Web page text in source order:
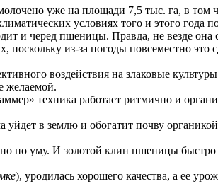
уже на площади 7,5 тыс. га, в
условиях того и этого года
и черед пшеницы. Правда, не везде она
из-за погоды повсеместно это
воздействия на злаковые
желаемой.
техника работает ритмично и
уйдет в землю и обогатит почву
по уму. И золотой клин пшеницы быстро
), уродилась хорошего качества, а ее